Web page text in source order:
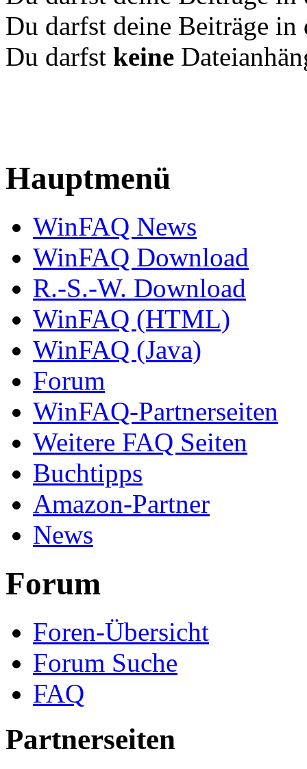
Du darfst deine Beiträge
Du darfst keine
Hauptmenü
WinFAQ News
WinFAQ Download
R.-S.-W. Download
WinFAQ (HTML)
WinFAQ (Java)
Forum
WinFAQ-Partnerseiten
Weitere FAQ Seiten
Buchtipps
Amazon-Partner
News
Forum
Foren-Übersicht
Forum Suche
FAQ
Partnerseiten